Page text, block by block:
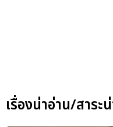
เรื่องน่าอ่าน/สาระ